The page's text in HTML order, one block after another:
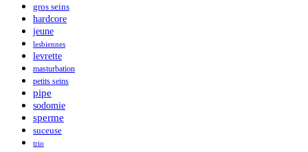
gros seins
hardcore
jeune
lesbiennes
levrette
masturbation
petits seins
pipe
sodomie
sperme
suceuse
trio